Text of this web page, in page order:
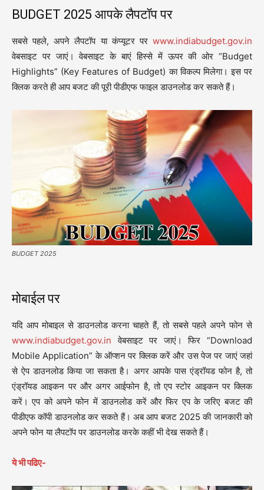
BUDGET 2025 आपके लैपटॉप पर
सबसे पहले, अपने लैपटॉप या कंप्यूटर पर www.indiabudget.gov.in
वेबसाइट पर जाएं। वेबसाइट के बाएं हिस्से में ऊपर की ओर “Budget
Highlights” (Key Features of Budget) का विकल्प मिलेगा। इस पर
क्लिक करते ही आप बजट की पूरी पीडीएफ फाइल डाउनलोड कर सकते हैं।
BUDGET 2025
मोबाईल पर
यदि आप मोबाइल से डाउनलोड करना चाहते हैं, तो सबसे पहले अपने फोन से
www.indiabudget.gov.in वेबसाइट पर जाएं। फिर “Download
Mobile Application” के ऑप्शन पर क्लिक करें और उस पेज पर जाएं जहां
से ऐप डाउनलोड किया जा सकता है। अगर आपके पास एंड्रॉयड फोन है, तो
एंड्रॉयड आइकन पर और अगर आईफोन है, तो एप स्टोर आइकन पर क्लिक
करें। एप को अपने फोन में डाउनलोड करें और फिर एप के जरिए बजट की
पीडीएफ कॉपी डाउनलोड कर सकते हैं। अब आप बजट 2025 की जानकारी को
अपने फोन या लैपटॉप पर डाउनलोड करके कहीं भी देख सकते हैं।
ये भी पढिए-